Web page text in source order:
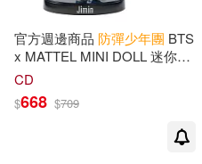
適合手機平板閱讀(4)
適合平板閱讀(1)
官方週邊商品 防彈少年團 BTS
x MATTEL MINI DOLL 迷你公
仔 (美國進口) JIMIN
CD
$668 $709